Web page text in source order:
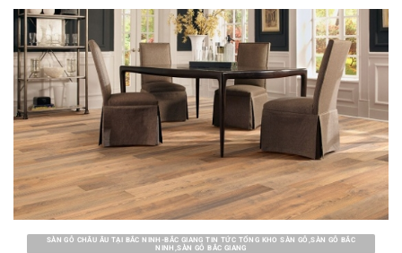
SÀN GỖ CHÂU ÂU TẠI BẮC NINH-BẮC GIANG TIN TỨC TỔNG KHO SÀN GỖ,SÀN GỖ BẮC
NINH,SÀN GỖ BẮC GIANG